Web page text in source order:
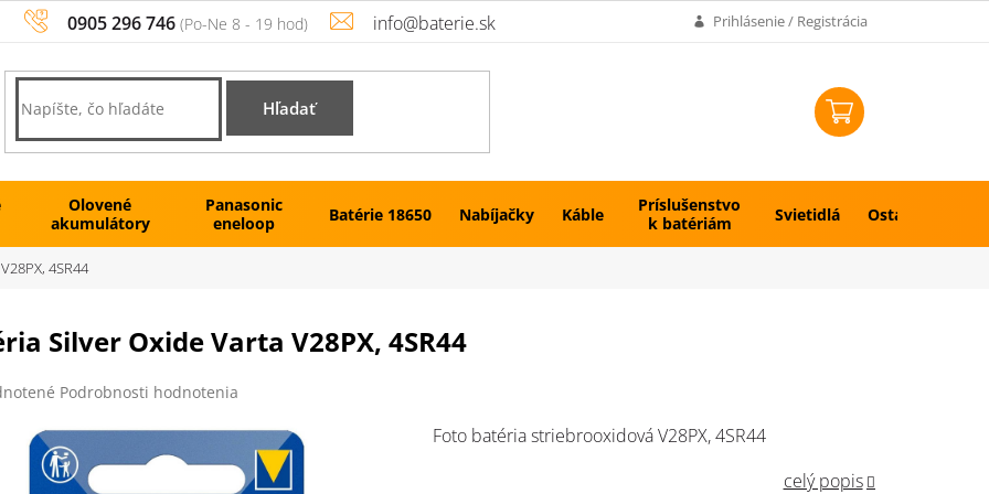
0905 296 746 info@baterie.sk Prihlásenie / Registrácia
Hľadať
Olovené
akumulátory
Panasonic
eneloop
Batérie 18650 Nabíjačky Káble
Príslušenstvo
k batériám
Svietidlá Ostatné
4SR44
Silver Oxide Varta V28PX, 4SR44
Podrobnosti hodnotenia
Foto batéria striebrooxidová V28PX, 4SR44
celý popis